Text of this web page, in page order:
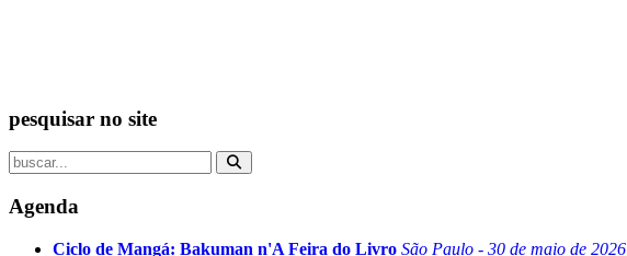
pesquisar no site
Agenda
Ciclo de Mangá: Bakuman n'A Feira do Livro São Paulo - 30 de maio de 2026